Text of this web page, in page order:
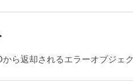
ら返却されるエラーオブジェ